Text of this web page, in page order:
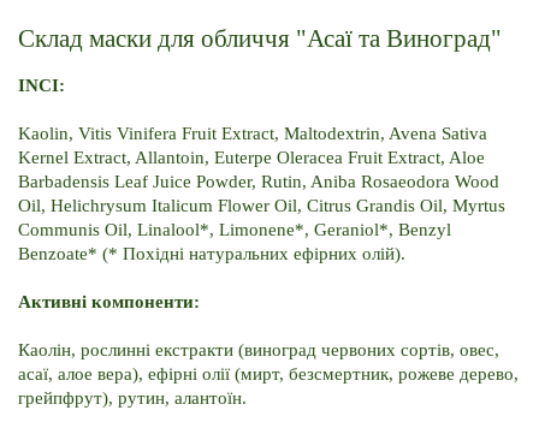
Склад маски для обличчя "Асаї та Виноград"
INCI:
Kaolin, Vitis Vinifera Fruit Extract, Maltodextrin, Avena Sativa
Kernel Extract, Allantoin, Euterpe Oleracea Fruit Extract, Aloe
Barbadensis Leaf Juice Powder, Rutin, Aniba Rosaeodora Wood
Oil, Helichrysum Italicum Flower Oil, Citrus Grandis Oil, Myrtus
Communis Oil, Linalool*, Limonene*, Geraniol*, Benzyl
Benzoate* (* Похідні натуральних ефірних олій).
Активні компоненти:
Каолін, рослинні екстракти (виноград червоних сортів, овес,
асаї, алое вера), ефірні олії (мирт, безсмертник, рожеве дерево,
грейпфрут), рутин, алантоїн.